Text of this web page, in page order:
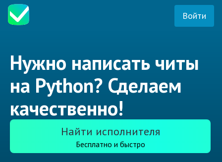
Войти
Нужно написать читы
на Python? Сделаем
качественно!
Найти исполнителя
Бесплатно и быстро